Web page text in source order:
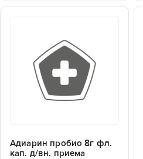
Адиарин пробио 8г фл.
кап. д/вн. приема